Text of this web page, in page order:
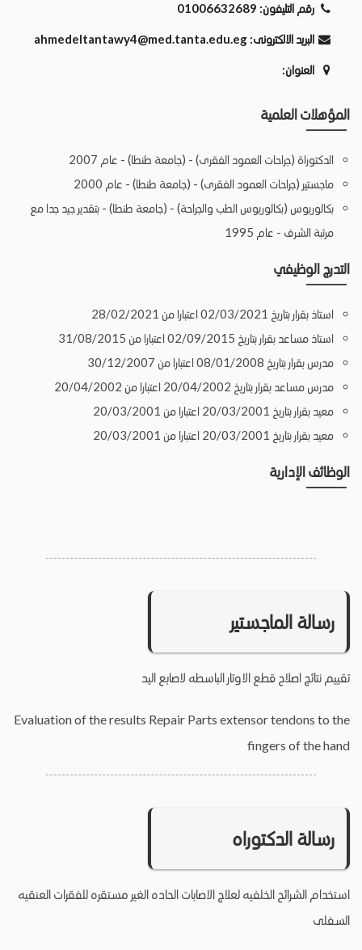
رقم التليفون: 01006632689
البريد الالكترونى: ahmedeltantawy4@med.tanta.edu.eg
العنوان:
المؤهلات العلمية
الدكتوراة (جراحات العمود الفقرى) - (جامعة طنطا) - عام 2007
ماجستير (جراحات العمود الفقرى) - (جامعة طنطا) - عام 2000
بكالوريوس (بكالوريوس الطب والجراحة) - (جامعة طنطا) - بتقدير جيد جدا مع
مرتبة الشرف - عام 1995
التدرج الوظيفي
استاذ بقرار بتاريخ 02/03/2021 اعتبارا من 28/02/2021
استاذ مساعد بقرار بتاريخ 02/09/2015 اعتبارا من 31/08/2015
مدرس بقرار بتاريخ 08/01/2008 اعتبارا من 30/12/2007
مدرس مساعد بقرار بتاريخ 20/04/2002 اعتبارا من 20/04/2002
معيد بقرار بتاريخ 20/03/2001 اعتبارا من 20/03/2001
معيد بقرار بتاريخ 20/03/2001 اعتبارا من 20/03/2001
الوظائف الإدارية
رسالة الماجستير
تقييم نتائج اصلاح قطع الاوتار الباسطه لاصابع اليد
Evaluation of the results Repair Parts extensor tendons to the
fingers of the hand
رسالة الدكتوراه
استخدام الشرائح الخلفيه لعلاج الاصابات الحاده الغير مستقره للفقرات العنقيه
السفلى